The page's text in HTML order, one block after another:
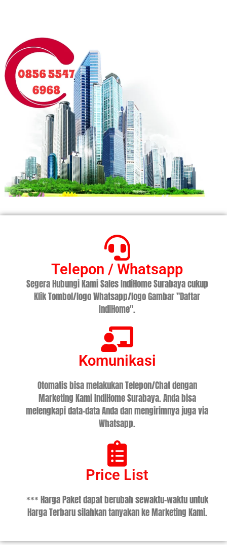
Telepon / Whatsapp
Segera Hubungi Kami Sales IndiHome Surabaya cukup
Klik Tombol/logo Whatsapp/logo Gambar "Daftar
IndiHome".
Komunikasi
Otomatis bisa melakukan Telepon/Chat dengan
Marketing Kami IndiHome Surabaya. Anda bisa
melengkapi data-data Anda dan mengirimnya juga via
Whatsapp.
Price List
*** Harga Paket dapat berubah sewaktu-waktu untuk
Harga Terbaru silahkan tanyakan ke Marketing Kami.